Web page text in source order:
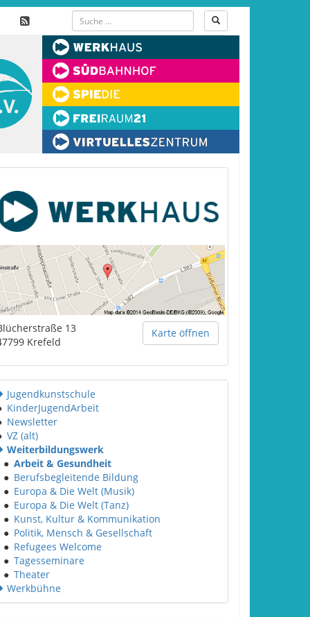
Karte öffnen
13
Krefeld
Jugendkunstschule
KinderJugendArbeit
Newsletter
VZ (alt)
Weiterbildungswerk
● Arbeit & Gesundheit
● Berufsbegleitende Bildung
● Europa & Die Welt (Musik)
● Europa & Die Welt (Tanz)
● Kunst, Kultur & Kommunikation
● Politik, Mensch & Gesellschaft
● Refugees Welcome
● Tagesseminare
● Theater
Werkbühne